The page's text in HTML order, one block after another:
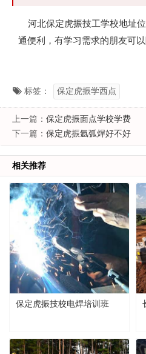
河北保定虎振技工学校地址
通便利，有学习需求的朋友可以
标签： 保定虎振学西点
上一篇： 保定虎振面点学校学费
下一篇： 保定虎振氩弧焊好不好
相关推荐
保定虎振技校电焊培训班